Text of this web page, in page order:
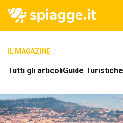
IL MAGAZINE
Tutti gli articoliGuide Turistiche